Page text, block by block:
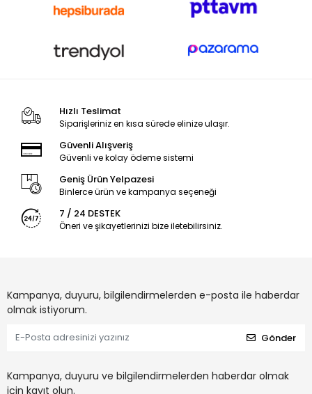
Hızlı Teslimat
Siparişleriniz en kısa sürede elinize ulaşır.
Güvenli Alışveriş
Güvenli ve kolay ödeme sistemi
Geniş Ürün Yelpazesi
Binlerce ürün ve kampanya seçeneği
7 / 24 DESTEK
Öneri ve şikayetlerinizi bize iletebilirsiniz.
Kampanya, duyuru, bilgilendirmelerden e-posta ile haberdar
olmak istiyorum.
Gönder
Kampanya, duyuru ve bilgilendirmelerden haberdar olmak
için kayıt olun.